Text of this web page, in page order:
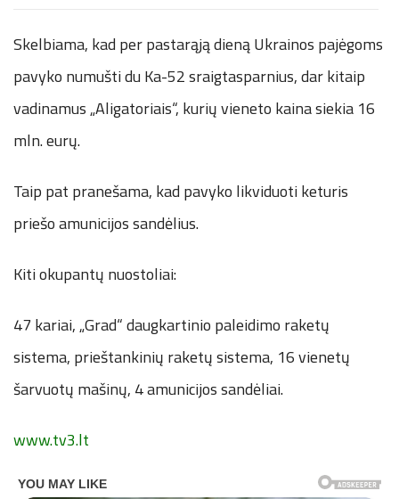
Skelbiama, kad per pastarąją dieną Ukrainos pajėgoms
pavyko numušti du Ka-52 sraigtasparnius, dar kitaip
vadinamus „Aligatoriais“, kurių vieneto kaina siekia 16
mln. eurų.
Taip pat pranešama, kad pavyko likviduoti keturis
priešo amunicijos sandėlius.
Kiti okupantų nuostoliai:
47 kariai, „Grad“ daugkartinio paleidimo raketų
sistema, prieštankinių raketų sistema, 16 vienetų
šarvuotų mašinų, 4 amunicijos sandėliai.
www.tv3.lt